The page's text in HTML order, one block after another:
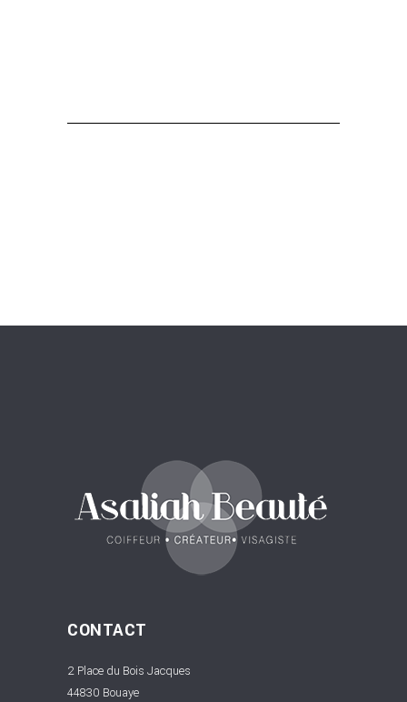
CONTACT
2 Place du Bois Jacques
44830 Bouaye